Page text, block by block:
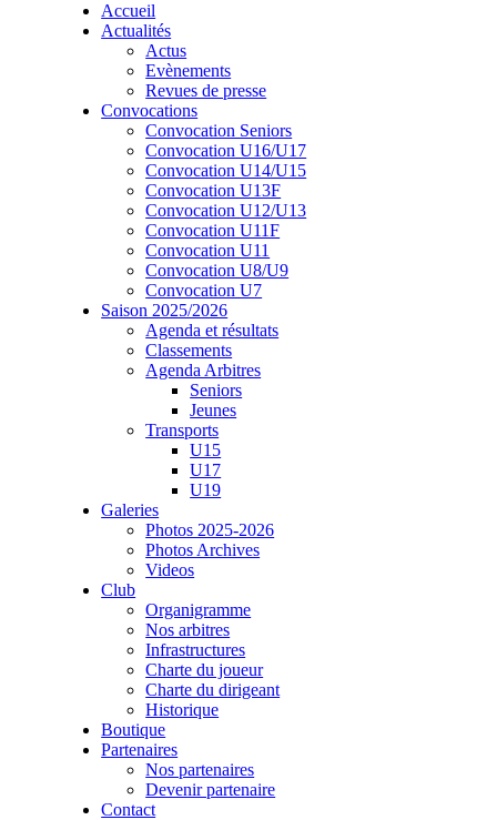
Accueil
Actualités
Actus
Evènements
Revues de presse
Convocations
Convocation Seniors
Convocation U16/U17
Convocation U14/U15
Convocation U13F
Convocation U12/U13
Convocation U11F
Convocation U11
Convocation U8/U9
Convocation U7
Saison 2025/2026
Agenda et résultats
Classements
Agenda Arbitres
Seniors
Jeunes
Transports
U15
U17
U19
Galeries
Photos 2025-2026
Photos Archives
Videos
Club
Organigramme
Nos arbitres
Infrastructures
Charte du joueur
Charte du dirigeant
Historique
Boutique
Partenaires
Nos partenaires
Devenir partenaire
Contact